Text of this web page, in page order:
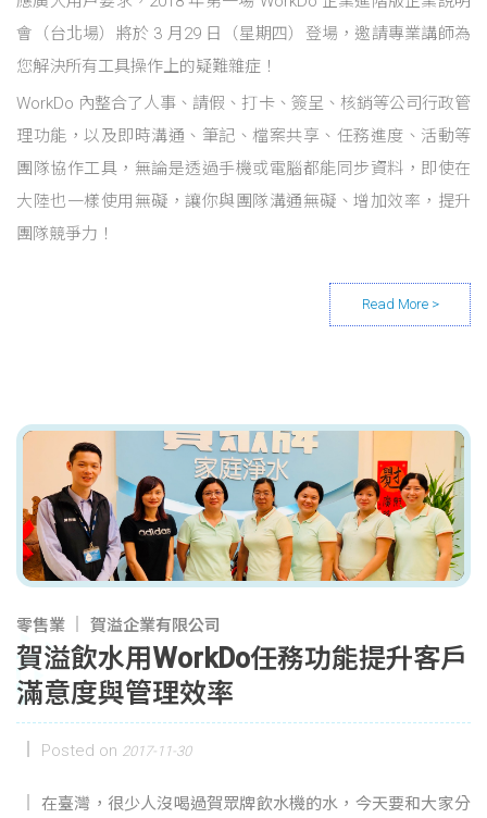
會（台北場）將於 3 月29 日（星期四）登場，邀請專業講師為
您解決所有工具操作上的疑難雜症！
WorkDo 內整合了人事、請假、打卡、簽呈、核銷等公司行政管
理功能，以及即時溝通、筆記、檔案共享、任務進度、活動等
團隊協作工具，無論是透過手機或電腦都能同步資料，即使在
大陸也一樣使用無礙，讓你與團隊溝通無礙、增加效率，提升
團隊競爭力！
零售業 賀溢企業有限公司
賀溢飲水用WorkDo任務功能提升客戶
滿意度與管理效率
Posted on 2017-11-30
在臺灣，很少人沒喝過賀眾牌飲水機的水，今天要和大家分